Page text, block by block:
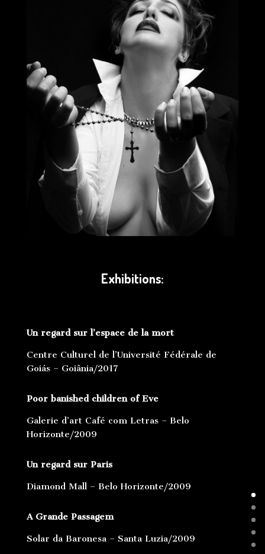
Exhibitions:
Un regard sur l’espace de la mort
Centre Culturel de l’Université Fédérale de
Goiás – Goiânia/2017
Poor banished children of Eve
Galerie d’art Café com Letras – Belo
Horizonte/2009
Un regard sur Paris
Diamond Mall – Belo Horizonte/2009
A Grande Passagem
Solar da Baronesa – Santa Luzia/2009